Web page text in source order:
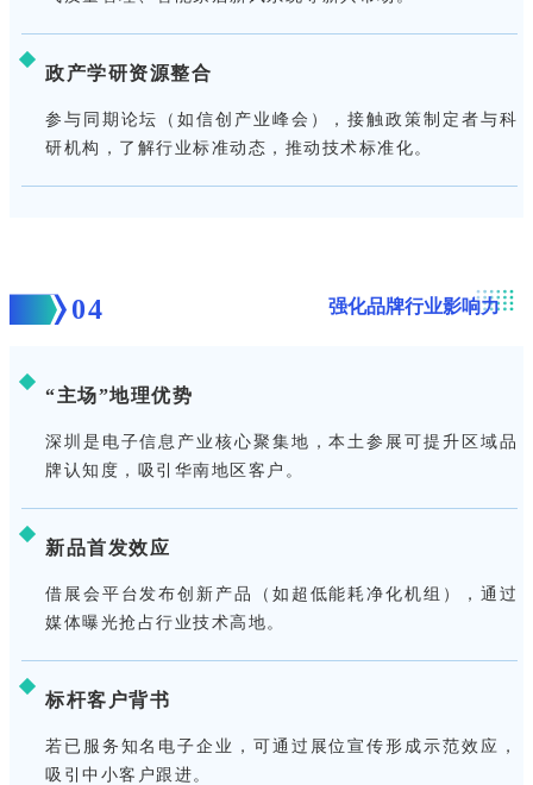
政产学研资源整合
参与同期论坛（如信创产业峰会），接触政策制定者与科
研机构，了解行业标准动态，推动技术标准化。
04 强化品牌行业影响力
“主场”地理优势
深圳是电子信息产业核心聚集地，本土参展可提升区域品
牌认知度，吸引华南地区客户。
新品首发效应
借展会平台发布创新产品（如超低能耗净化机组），通过
媒体曝光抢占行业技术高地。
标杆客户背书
若已服务知名电子企业，可通过展位宣传形成示范效应，
吸引中小客户跟进。